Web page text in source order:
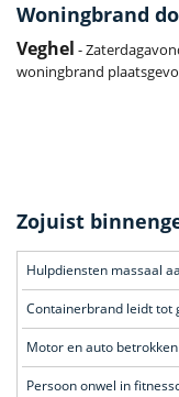
Woningbrand
Veghel -
woningbrand
Zojuist
Hulpdiensten massaal
Containerbrand leidt tot
Motor en auto
Persoon onwel in